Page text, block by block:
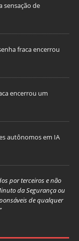
sensação de
fraca encerrou
encerrou um
autônomos em IA
por terceiros e não
da Segurança ou
de qualquer